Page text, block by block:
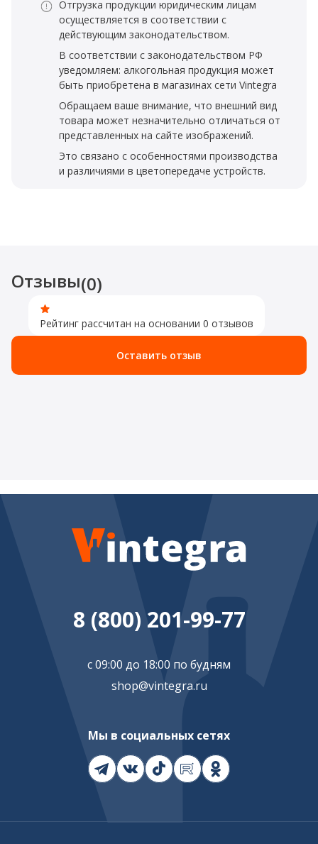
Отгрузка продукции юридическим лицам
осуществляется в соответствии с
действующим законодательством.
В соответствии с законодательством РФ
уведомляем: алкогольная продукция может
быть приобретена в магазинах сети Vintegra
Обращаем ваше внимание, что внешний вид
товара может незначительно отличаться от
представленных на сайте изображений.
Это связано с особенностями производства
и различиями в цветопередаче устройств.
Отзывы(0)
Рейтинг рассчитан на основании 0 отзывов
Оставить отзыв
8 (800) 201-99-77
с 09:00 до 18:00 по будням
shop@vintegra.ru
Мы в социальных сетях